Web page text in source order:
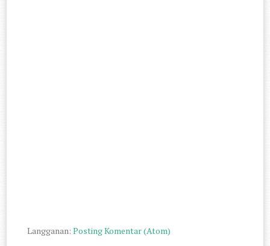
Langganan:Posting Komentar (Atom)